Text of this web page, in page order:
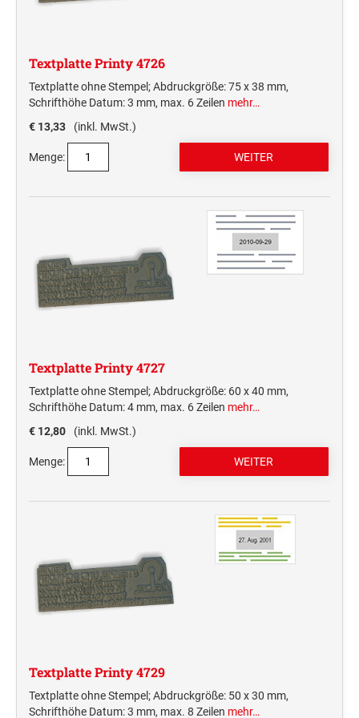
Deine Dinge Stempel
PRÄGEZANGEN
TÜTLE - MIT LIEBE EINGEPACKT
STEMPEL-KUGELSCHREIBER
TRODAT PRINTY™ PASTELL-EDITION
Textplatte Printy 4726
Textplatte ohne Stempel; Abdruckgröße: 75 x 38 mm,
Schrifthöhe Datum: 3 mm, max. 6 Zeilen mehr…
€ 13,33
(inkl. MwSt.)
Menge:
Textplatte Printy 4727
Textplatte ohne Stempel; Abdruckgröße: 60 x 40 mm,
Schrifthöhe Datum: 4 mm, max. 6 Zeilen mehr…
€ 12,80
(inkl. MwSt.)
Menge:
Textplatte Printy 4729
Textplatte ohne Stempel; Abdruckgröße: 50 x 30 mm,
Schrifthöhe Datum: 3 mm, max. 8 Zeilen mehr…